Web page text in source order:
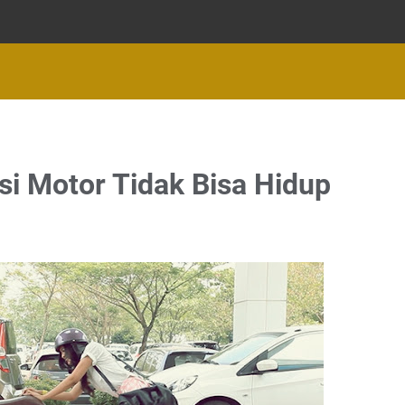
Motor Tidak Bisa Hidup